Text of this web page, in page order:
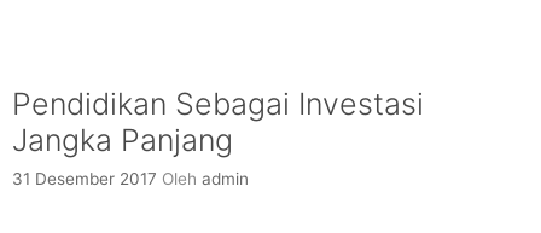
Pendidikan Sebagai Investasi
Jangka Panjang
31 Desember 2017 Oleh admin